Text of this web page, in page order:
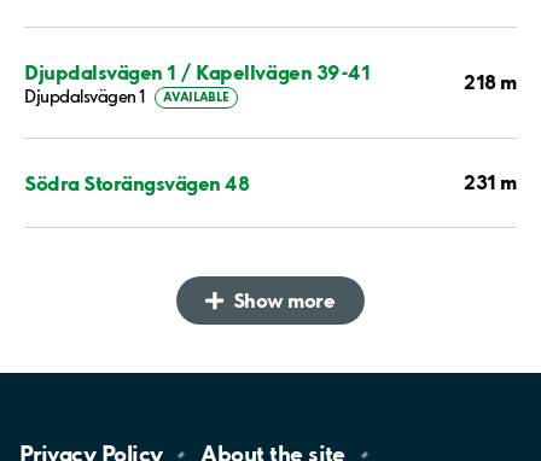
Djupdalsvägen 1 / Kapellvägen 39-41
Djupdalsvägen 1 AVAILABLE
218 m
Södra Storängsvägen 48 231 m
Show more
Privacy Policy About the site